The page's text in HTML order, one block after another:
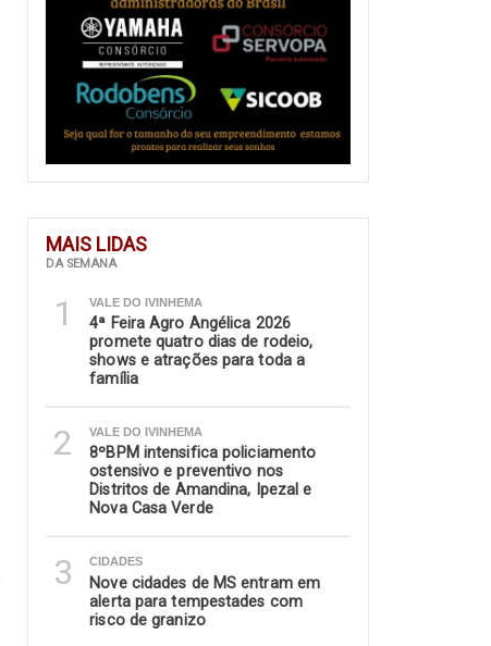
MAIS LIDAS
DA SEMANA
1 VALE DO IVINHEMA
4ª Feira Agro Angélica 2026
promete quatro dias de rodeio,
shows e atrações para toda a
família
2 VALE DO IVINHEMA
8ºBPM intensifica policiamento
ostensivo e preventivo nos
Distritos de Amandina, Ipezal e
Nova Casa Verde
3 CIDADES
Nove cidades de MS entram em
alerta para tempestades com
risco de granizo